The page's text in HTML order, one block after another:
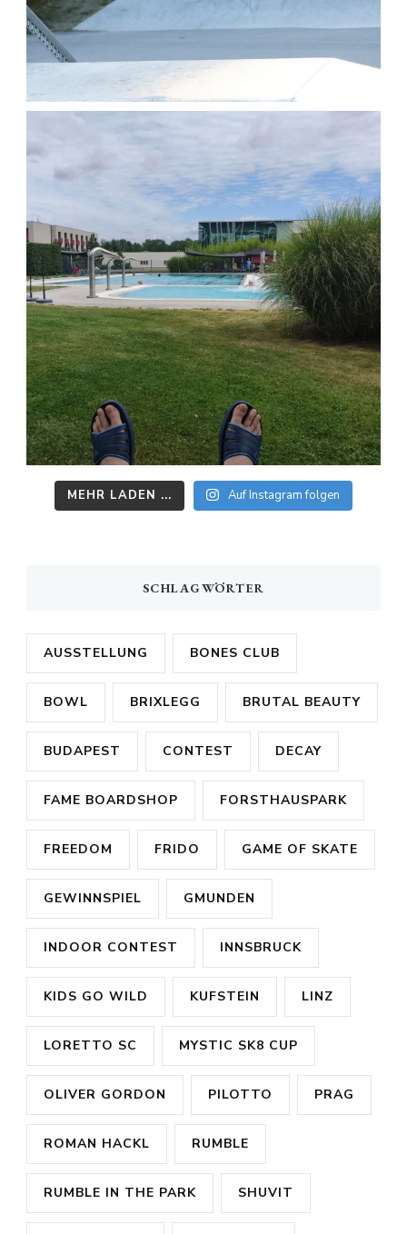
MEHR LADEN ... Auf Instagram folgen
SCHLAGWÖRTER
AUSSTELLUNG BONES CLUB
BOWL BRIXLEGG BRUTAL BEAUTY
BUDAPEST CONTEST DECAY
FAME BOARDSHOP FORSTHAUSPARK
FREEDOM FRIDO GAME OF SKATE
GEWINNSPIEL GMUNDEN
INDOOR CONTEST INNSBRUCK
KIDS GO WILD KUFSTEIN LINZ
LORETTO SC MYSTIC SK8 CUP
OLIVER GORDON PILOTTO PRAG
ROMAN HACKL RUMBLE
RUMBLE IN THE PARK SHUVIT